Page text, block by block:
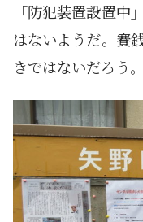
「防犯装置設置中
はないようだ。賽
きではないだろう。